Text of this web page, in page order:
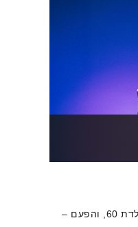
לירון תאני מדלג בין 6 עשורים, לרגל יומולדת 60, והפעם –